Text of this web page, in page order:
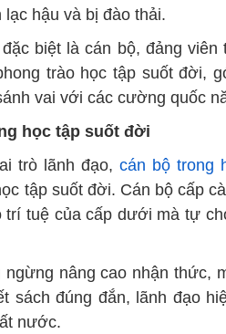
hậu và bị đào thải.
biệt là cán bộ, đảng
trào học tập suốt đời,
vai với các cường quốc
học tập suốt đời
trò lãnh đạo, cán bộ trong
tập suốt đời. Cán bộ cấp
trí tuệ của cấp dưới mà tự
ngừng nâng cao nhận thức,
sách đúng đắn, lãnh đạo
nước.